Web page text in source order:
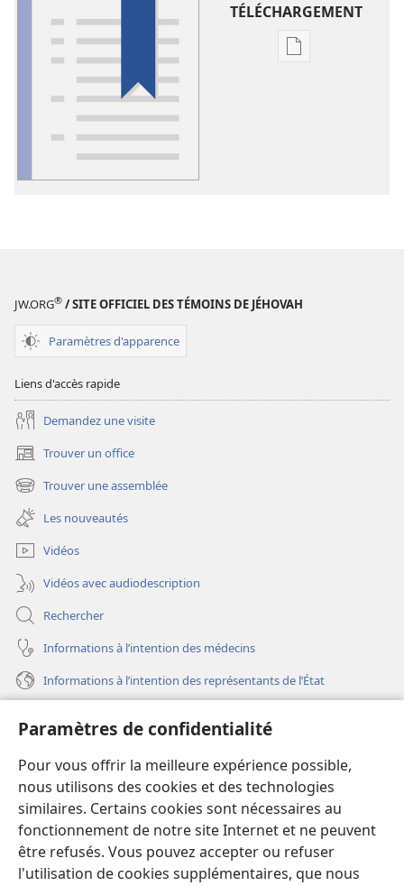
Paramètres de confidentialité
Pour vous offrir la meilleure expérience possible,
nous utilisons des cookies et des technologies
similaires. Certains cookies sont nécessaires au
fonctionnement de notre site Internet et ne peuvent
être refusés. Vous pouvez accepter ou refuser
l'utilisation de cookies supplémentaires, que nous
TÉLÉCHARGEMENT
Options
JW.ORG® / SITE OFFICIEL DES TÉMOINS DE JÉHOVAH
Paramètres d'apparence
Liens d'accès rapide
Demandez une visite
Trouver un office
(ouvre
une
nouvelle
fenêtre)
Trouver une assemblée
(ouvre
une
nouvelle
fenêtre)
Les nouveautés
Vidéos
Vidéos avec audiodescription
Rechercher
Informations à l’intention des médecins
Informations à l’intention des représentants de l’État
(ouvre
une
nouvelle
fenêtre)
Bibliothèque en ligne
(ouvre
une
nouvelle
fenêtre)
JW Hub®
(ouvre
une